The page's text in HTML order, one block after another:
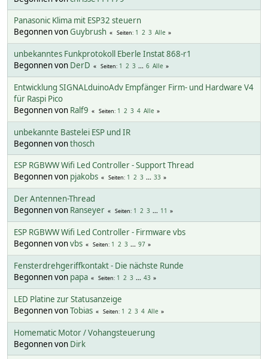
Panasonic Klima mit ESP32 steuern
Begonnen vonGuybrush Seiten 1 2 3 Alle
unbekanntes Funkprotokoll Eberle Instat 868-r1
Begonnen von DerD Seiten 1 2 3 ... 6 Alle
Entwicklung SIGNALduinoAdv Empfänger Firm- und Hardware V4
für Raspi Pico
Begonnen von Ralf9 Seiten 1 2 3 4 Alle
unbekannte Bastelei ESP und IR
Begonnen vonthosch
ESP RGBWW Wifi Led Controller - Support Thread
Begonnen von pjakobs Seiten 1 2 3 ... 33
Der Antennen-Thread
Begonnen von Ranseyer Seiten 1 2 3 ... 11
ESP RGBWW Wifi Led Controller - Firmware vbs
Begonnen vonvbs Seiten 1 2 3 ... 97
Fensterdrehgeriffkontakt - Die nächste Runde
Begonnen von papa Seiten 1 2 3 ... 43
LED Platine zur Statusanzeige
Begonnen vonTobias Seiten 1 2 3 4 Alle
Homematic Motor / Vohangsteuerung
Begonnen von Dirk